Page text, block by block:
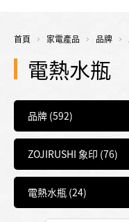
首頁 家電產品 品牌
電熱水瓶